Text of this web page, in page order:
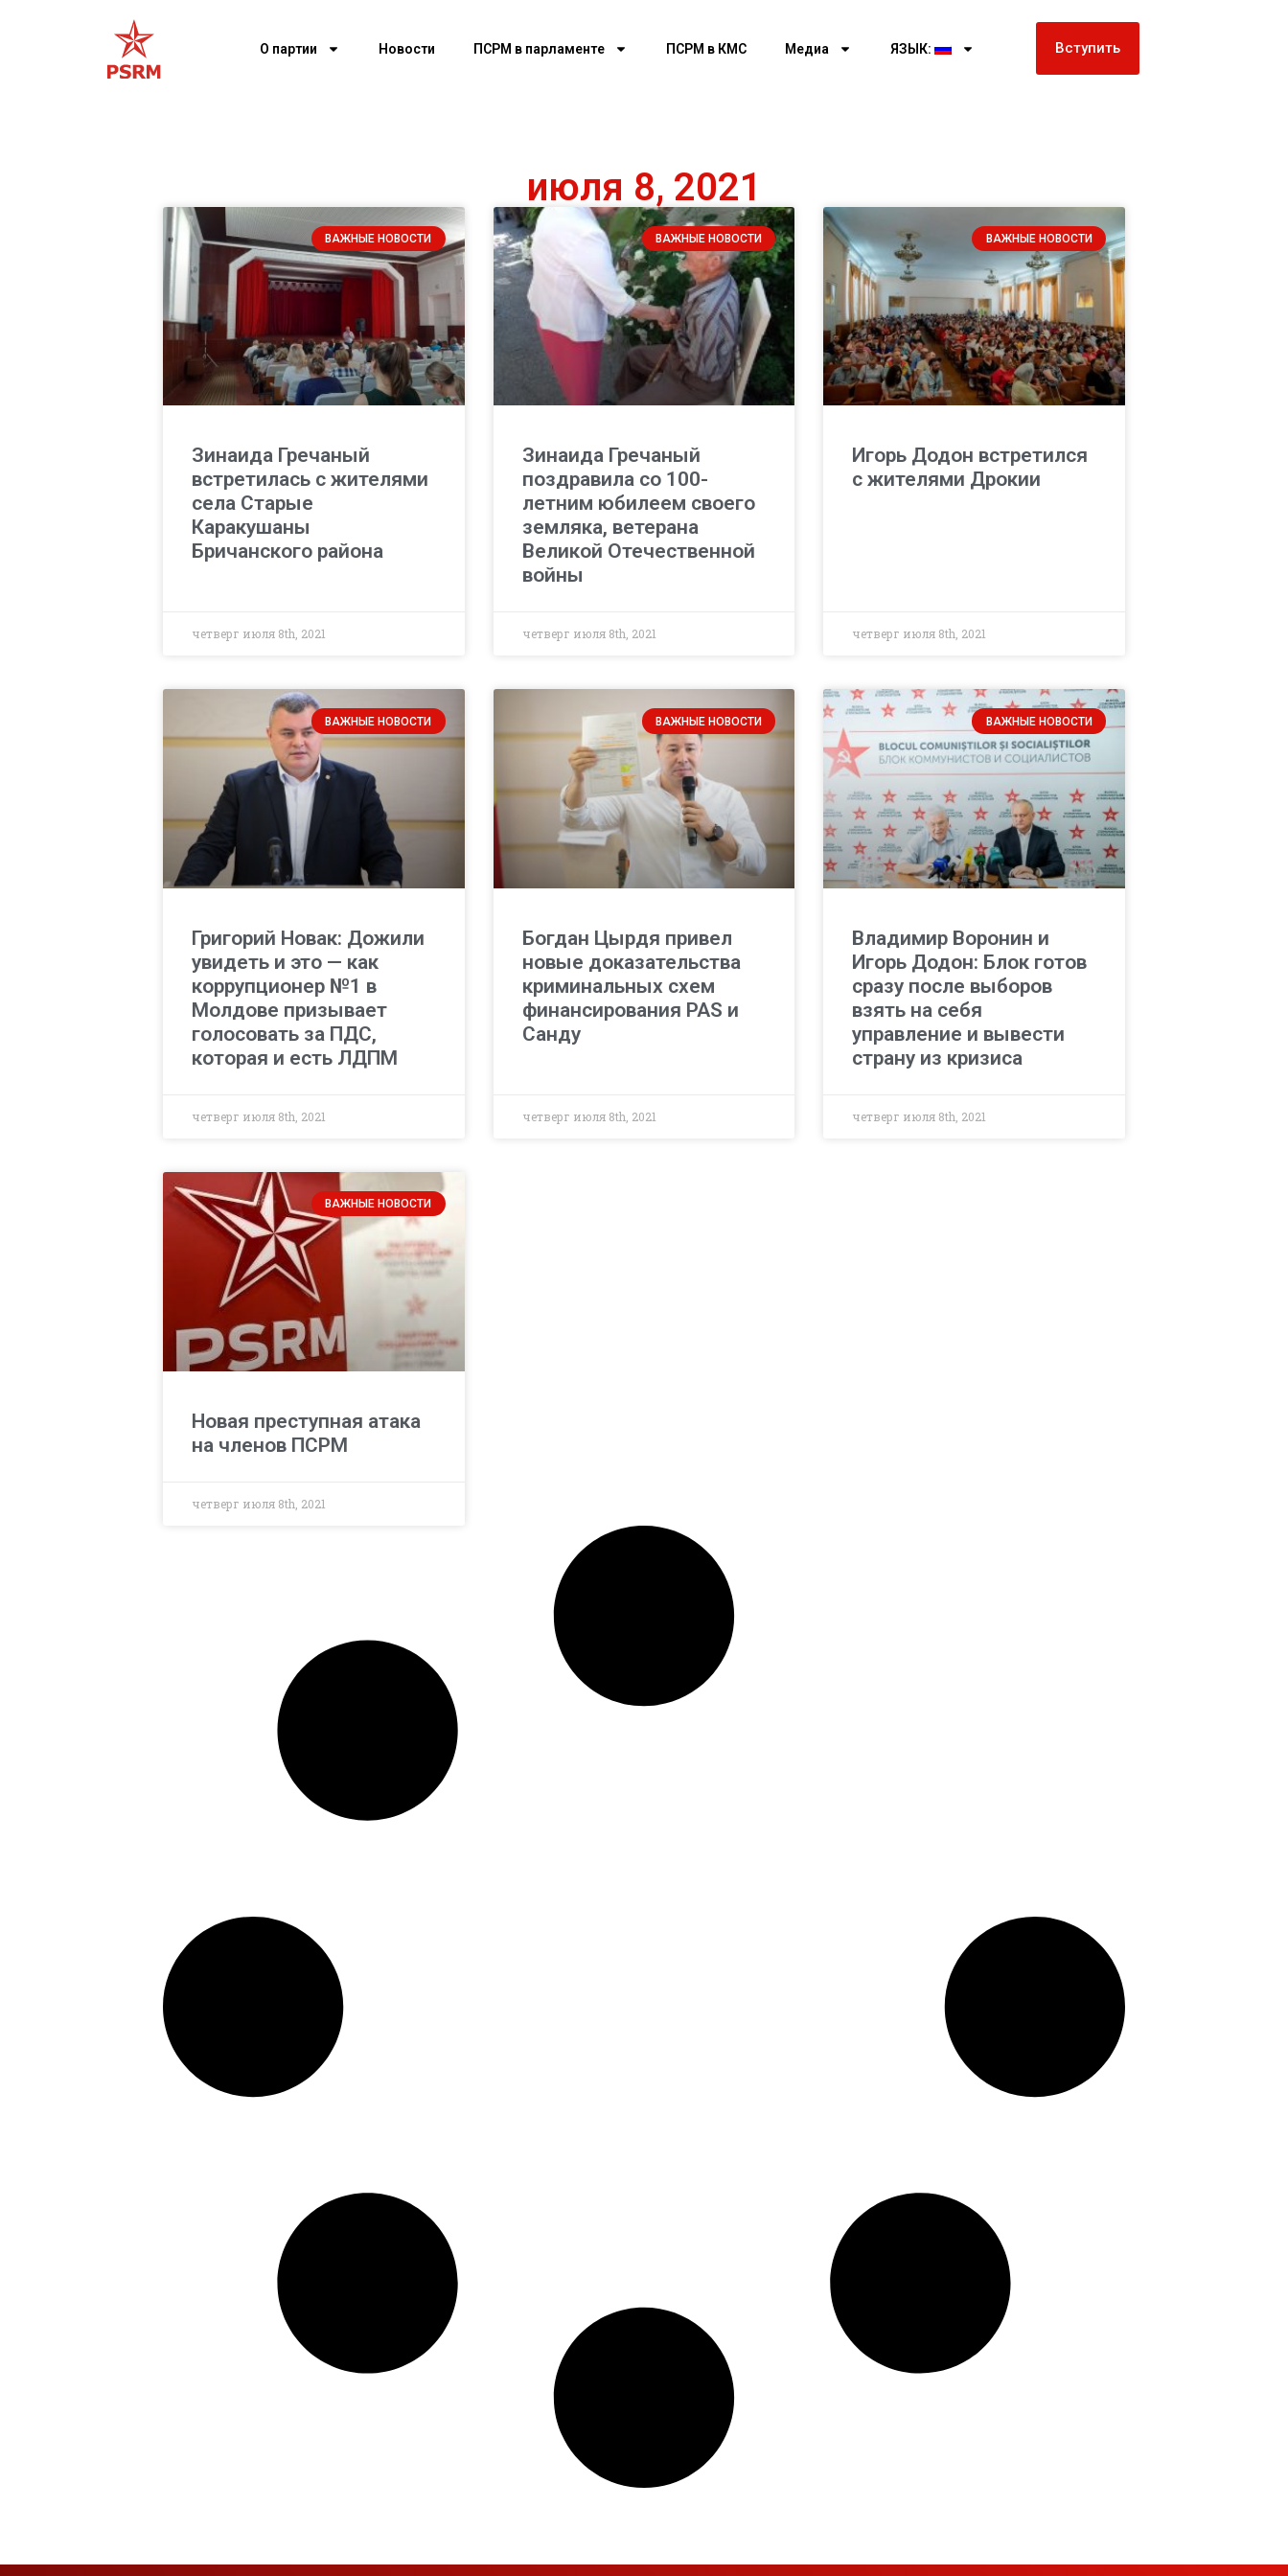
О партии Новости ПСРМ в парламенте ПСРМ в КМС Медиа ЯЗЫК: Вступить
июля 8, 2021
ВАЖНЫЕ НОВОСТИ
Зинаида Гречаный
встретилась с жителями
села Старые
Каракушаны
Бричанского района
четверг июля 8th, 2021
ВАЖНЫЕ НОВОСТИ
Зинаида Гречаный
поздравила со 100-
летним юбилеем своего
земляка, ветерана
Великой Отечественной
войны
четверг июля 8th, 2021
ВАЖНЫЕ НОВОСТИ
Игорь Додон встретился
с жителями Дрокии
четверг июля 8th, 2021
ВАЖНЫЕ НОВОСТИ
Григорий Новак: Дожили
увидеть и это — как
коррупционер №1 в
Молдове призывает
голосовать за ПДС,
которая и есть ЛДПМ
четверг июля 8th, 2021
ВАЖНЫЕ НОВОСТИ
Богдан Цырдя привел
новые доказательства
криминальных схем
финансирования PAS и
Санду
четверг июля 8th, 2021
ВАЖНЫЕ НОВОСТИ
Владимир Воронин и
Игорь Додон: Блок готов
сразу после выборов
взять на себя
управление и вывести
страну из кризиса
четверг июля 8th, 2021
ВАЖНЫЕ НОВОСТИ
Новая преступная атака
на членов ПСРМ
четверг июля 8th, 2021